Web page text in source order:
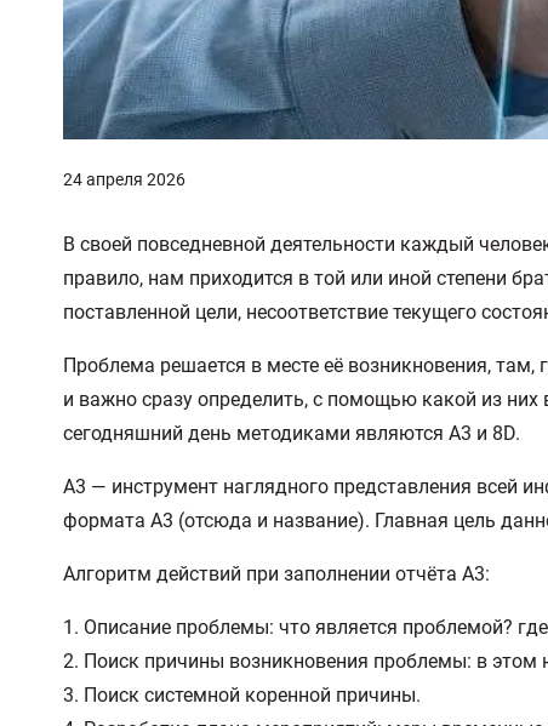
24 апреля 2026
В своей повседневной деятельности каждый
правило, нам приходится в той или иной степени
поставленной цели, несоответствие текущего
Проблема решается в месте её возникновения, там,
и важно сразу определить, с помощью какой из
сегодняшний день методиками являются А3 и 8D.
А3 — инструмент наглядного представления всей
формата А3 (отсюда и название). Главная цель
Алгоритм действий при заполнении отчёта А3:
1. Описание проблемы: что является проблемой?
2. Поиск причины возникновения проблемы: в
3. Поиск системной коренной причины.